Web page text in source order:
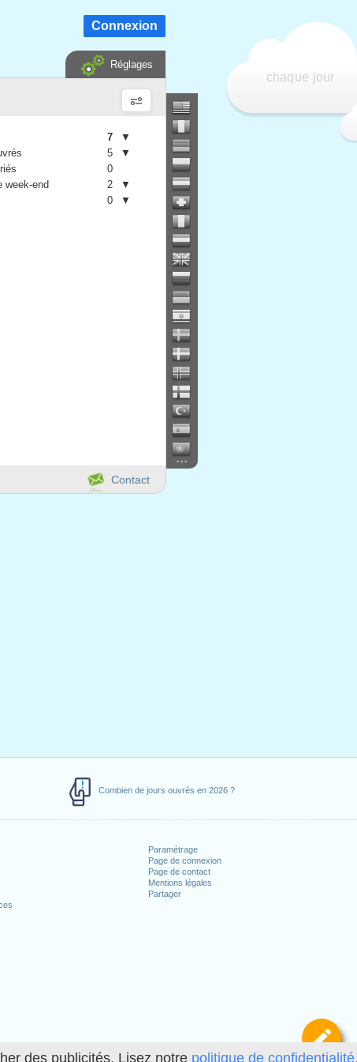
des publicités. Lisez notre politique de
Combien de jours ouvrés en 2026 ?
Paramétrage
Page de connexion
Page de contact
Mentions légales
Partager
chaque jour
Connexion
Réglages
...
Contact
7
▼
5
▼
0
week-end
2
▼
0 ▼